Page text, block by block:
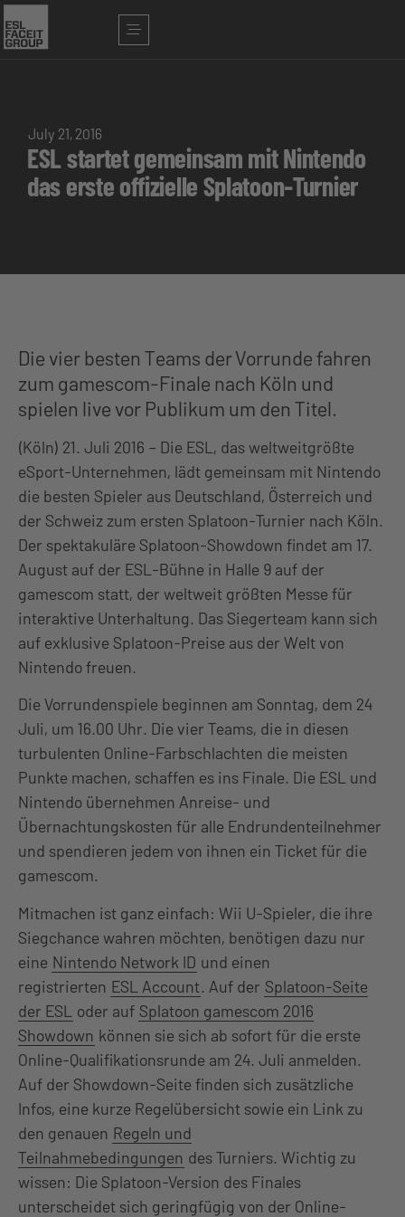
July 21, 2016
ESL startet gemeinsam mit Nintendo
das erste offizielle Splatoon-Turnier
Die vier besten Teams der Vorrunde fahren
zum gamescom-Finale nach Köln und
spielen live vor Publikum um den Titel.
(Köln) 21. Juli 2016 – Die ESL, das weltweitgrößte
eSport-Unternehmen, lädt gemeinsam mit Nintendo
die besten Spieler aus Deutschland, Österreich und
der Schweiz zum ersten Splatoon-Turnier nach Köln.
Der spektakuläre Splatoon-Showdown findet am 17.
August auf der ESL-Bühne in Halle 9 auf der
gamescom statt, der weltweit größten Messe für
interaktive Unterhaltung. Das Siegerteam kann sich
auf exklusive Splatoon-Preise aus der Welt von
Nintendo freuen.
Die Vorrundenspiele beginnen am Sonntag, dem 24
Juli, um 16.00 Uhr. Die vier Teams, die in diesen
turbulenten Online-Farbschlachten die meisten
Punkte machen, schaffen es ins Finale. Die ESL und
Nintendo übernehmen Anreise- und
Übernachtungskosten für alle Endrundenteilnehmer
und spendieren jedem von ihnen ein Ticket für die
gamescom.
Mitmachen ist ganz einfach: Wii U-Spieler, die ihre
Siegchance wahren möchten, benötigen dazu nur
eine Nintendo Network ID und einen
registrierten ESL Account. Auf der Splatoon-Seite
der ESL oder auf Splatoon gamescom 2016
Showdown können sie sich ab sofort für die erste
Online-Qualifikationsrunde am 24. Juli anmelden.
Auf der Showdown-Seite finden sich zusätzliche
Infos, eine kurze Regelübersicht sowie ein Link zu
den genauen Regeln und
Teilnahmebedingungen des Turniers. Wichtig zu
wissen: Die Splatoon-Version des Finales
unterscheidet sich geringfügig von der Online-